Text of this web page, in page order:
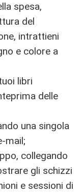
spesa,
del
intrattieni
e colore a
libri
delle
una singola
mail;
collegando
gli schizzi
e sessioni di